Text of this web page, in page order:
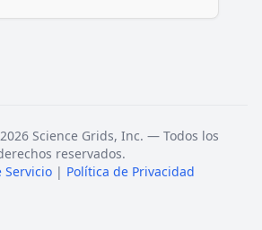
Science Grids, Inc. — Todos los
reservados.
Servicio | Política de Privacidad